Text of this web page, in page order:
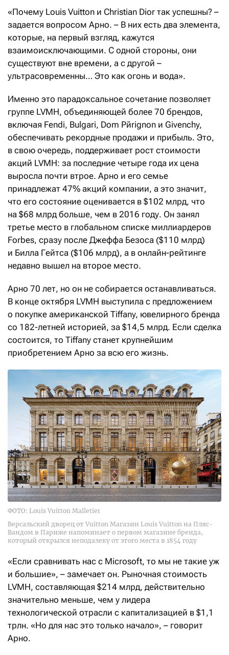
«Почему Louis Vuitton и Christian Dior так успешны? –
задается вопросом Арно. – В них есть два элемента,
которые, на первый взгляд, кажутся
взаимоисключающими. С одной стороны, они
существуют вне времени, а с другой –
ультрасовременны… Это как огонь и вода».
Именно это парадоксальное сочетание позволяет
группе LVMH, объединяющей более 70 брендов,
включая Fendi, Bulgari, Dom Pйrignon и Givenchy,
обеспечивать рекордные продажи и прибыль. Это,
в свою очередь, поддерживает рост стоимости
акций LVMH: за последние четыре года их цена
выросла почти втрое. Арно и его семье
принадлежат 47% акций компании, а это значит,
что его состояние оценивается в $102 млрд, что
на $68 млрд больше, чем в 2016 году. Он занял
третье место в глобальном списке миллиардеров
Forbes, сразу после Джеффа Безоса ($110 млрд)
и Билла Гейтса ($106 млрд), а в онлайн-рейтинге
недавно вышел на второе место.
Арно 70 лет, но он не собирается останавливаться.
В конце октября LVMH выступила с предложением
о покупке американской Tiffany, ювелирного бренда
со 182-летней историей, за $14,5 млрд. Если сделка
состоится, то Tiffany станет крупнейшим
приобретением Арно за всю его жизнь.
ФОТО: Louis Vuitton Malletier
Версальский дворец от Vuitton Магазин Louis Vuitton на Пляс-
Вандом в Париже напоминает о первом магазине бренда,
который открылся неподалеку от этого места в 1854 году
«Если сравнивать нас с Microsoft, то мы не такие уж
и большие», – замечает он. Рыночная стоимость
LVMH, составляющая $214 млрд, действительно
значительно меньше, чем у лидера
технологической отрасли с капитализацией в $1,1
трлн. «Но для нас это только начало», – говорит
Арно.